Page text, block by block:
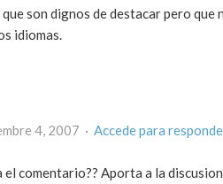
son dignos de destacar pero
idiomas.
4, 2007 · Accede para
comentario?? Aporta a la